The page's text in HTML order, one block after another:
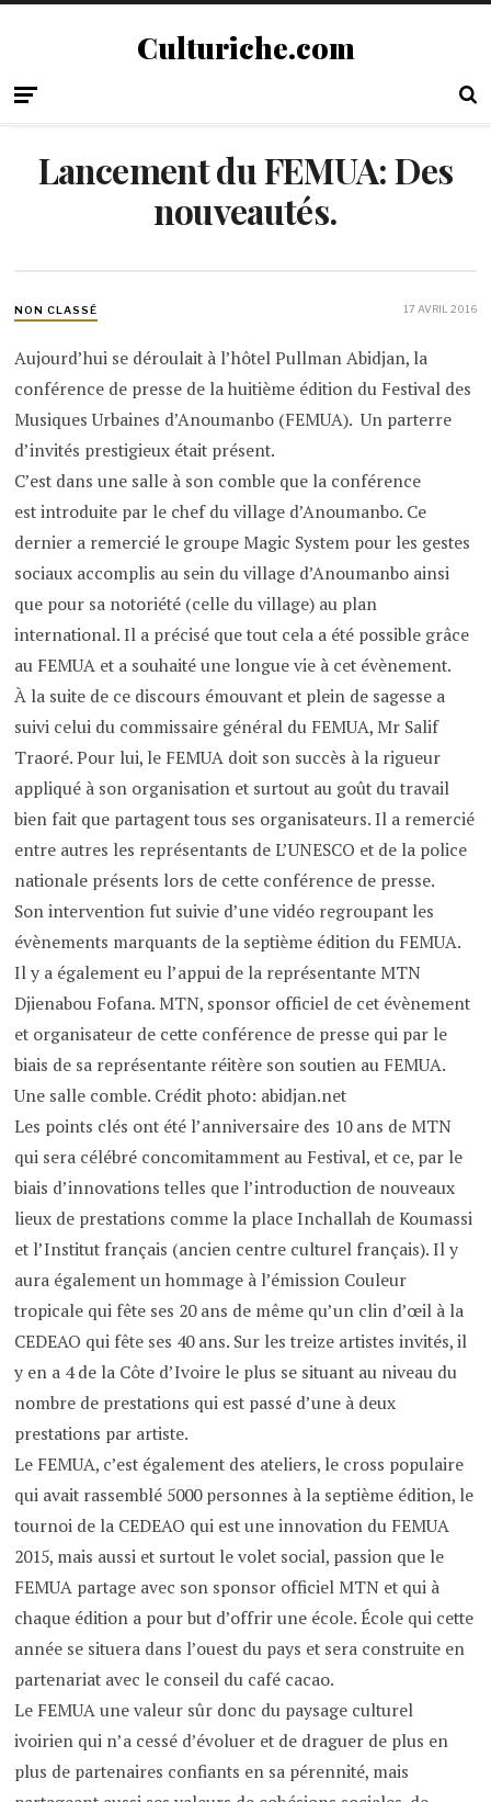
Culturiche.com
Lancement du FEMUA: Des
nouveautés.
NON CLASSÉ 17 AVRIL 2016
Aujourd’hui se déroulait à l’hôtel Pullman Abidjan, la
conférence de presse de la huitième édition du Festival des
Musiques Urbaines d’Anoumanbo (FEMUA). Un parterre
d’invités prestigieux était présent.
C’est dans une salle à son comble que la conférence
est introduite par le chef du village d’Anoumanbo. Ce
dernier a remercié le groupe Magic System pour les gestes
sociaux accomplis au sein du village d’Anoumanbo ainsi
que pour sa notoriété (celle du village) au plan
international. Il a précisé que tout cela a été possible grâce
au FEMUA et a souhaité une longue vie à cet évènement.
À la suite de ce discours émouvant et plein de sagesse a
suivi celui du commissaire général du FEMUA, Mr Salif
Traoré. Pour lui, le FEMUA doit son succès à la rigueur
appliqué à son organisation et surtout au goût du travail
bien fait que partagent tous ses organisateurs. Il a remercié
entre autres les représentants de L’UNESCO et de la police
nationale présents lors de cette conférence de presse.
Son intervention fut suivie d’une vidéo regroupant les
évènements marquants de la septième édition du FEMUA.
Il y a également eu l’appui de la représentante MTN
Djienabou Fofana. MTN, sponsor officiel de cet évènement
et organisateur de cette conférence de presse qui par le
biais de sa représentante réitère son soutien au FEMUA.
Une salle comble. Crédit photo: abidjan.net
Les points clés ont été l’anniversaire des 10 ans de MTN
qui sera célébré concomitamment au Festival, et ce, par le
biais d’innovations telles que l’introduction de nouveaux
lieux de prestations comme la place Inchallah de Koumassi
et l’Institut français (ancien centre culturel français). Il y
aura également un hommage à l’émission Couleur
tropicale qui fête ses 20 ans de même qu’un clin d’œil à la
CEDEAO qui fête ses 40 ans. Sur les treize artistes invités, il
y en a 4 de la Côte d’Ivoire le plus se situant au niveau du
nombre de prestations qui est passé d’une à deux
prestations par artiste.
Le FEMUA, c’est également des ateliers, le cross populaire
qui avait rassemblé 5000 personnes à la septième édition, le
tournoi de la CEDEAO qui est une innovation du FEMUA
2015, mais aussi et surtout le volet social, passion que le
FEMUA partage avec son sponsor officiel MTN et qui à
chaque édition a pour but d’offrir une école. École qui cette
année se situera dans l’ouest du pays et sera construite en
partenariat avec le conseil du café cacao.
Le FEMUA une valeur sûr donc du paysage culturel
ivoirien qui n’a cessé d’évoluer et de draguer de plus en
plus de partenaires confiants en sa pérennité, mais